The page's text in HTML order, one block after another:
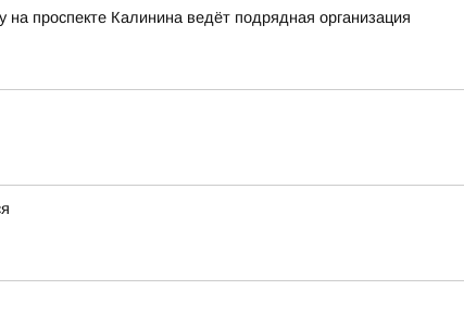
проспекте Калинина ведёт подрядная организация